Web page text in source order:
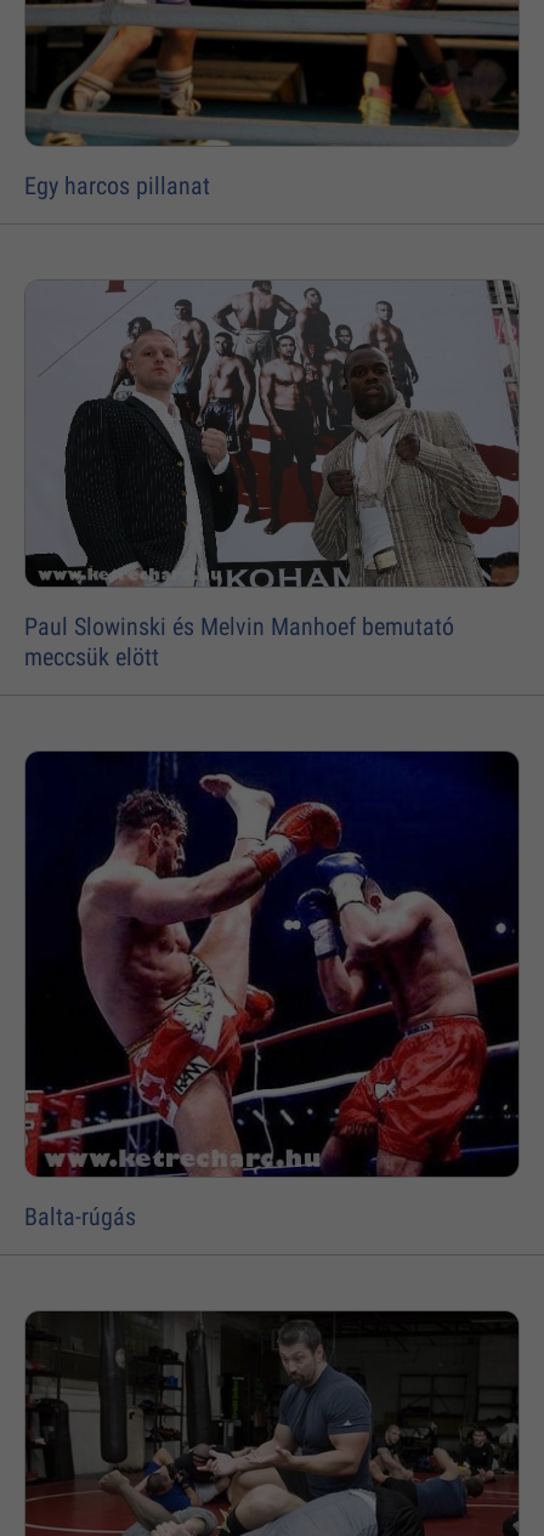
Egy harcos pillanat
Paul Slowinski és Melvin Manhoef bemutató
meccsük elött
Balta-rúgás